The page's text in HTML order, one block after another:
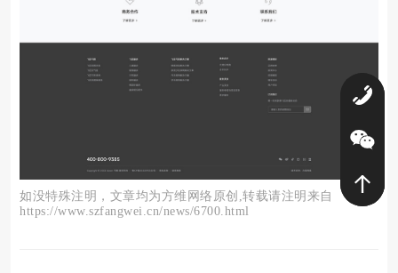
如没特殊注明，文章均为方维网络原创,转载请注明来自
https://www.szfangwei.cn/news/6700.html